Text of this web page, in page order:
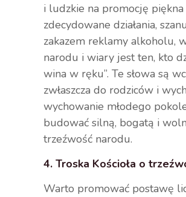
i ludzkie na promocję
zdecydowane działania,
zakazem reklamy alkoholu,
narodu i wiary jest ten, kto
wina w ręku”. Te słowa są
zwłaszcza do rodziców i
wychowanie młodego
budować silną, bogatą i
trzeźwość narodu.
4. Troska Kościoła o
Warto promować postawę